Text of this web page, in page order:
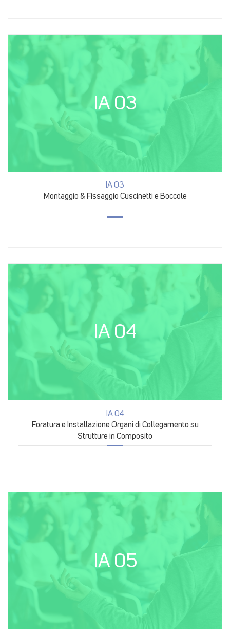
IA 03
IA 03
Montaggio & Fissaggio Cuscinetti e Boccole
IA 04
IA 04
Foratura e Installazione Organi di Collegamento su
Strutture in Composito
IA 05